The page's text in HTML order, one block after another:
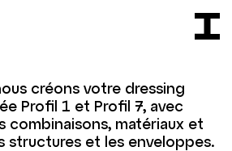
créons votre dressing
Profil 1 et Profil 7, avec
combinaisons, matériaux et
structures et les enveloppes.